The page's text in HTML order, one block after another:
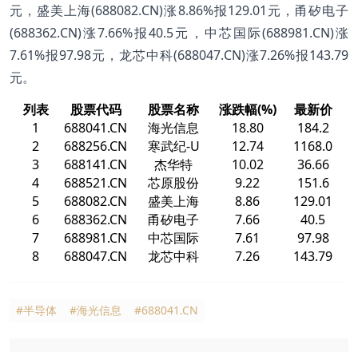
元，盛美上海(688082.CN)涨8.86%报129.01元，甬矽电子
(688362.CN)涨7.66%报40.5元，中芯国际(688981.CN)涨
7.61%报97.98元，龙芯中科(688047.CN)涨7.26%报143.79
元。
列表
股票代码 股票名称 涨跌幅(%)
最新价
1
688041.CN 海光信息 18.80
184.2
2
688256.CN 寒武纪-U 12.74
1168.0
3
688141.CN 杰华特 10.02
36.66
4
688521.CN 芯原股份 9.22
151.6
5
688082.CN 盛美上海 8.86
129.01
6
688362.CN 甬矽电子 7.66
40.5
7
688981.CN 中芯国际 7.61
97.98
8
688047.CN 龙芯中科 7.26 143.79
#半导体 #海光信息 #688041.CN